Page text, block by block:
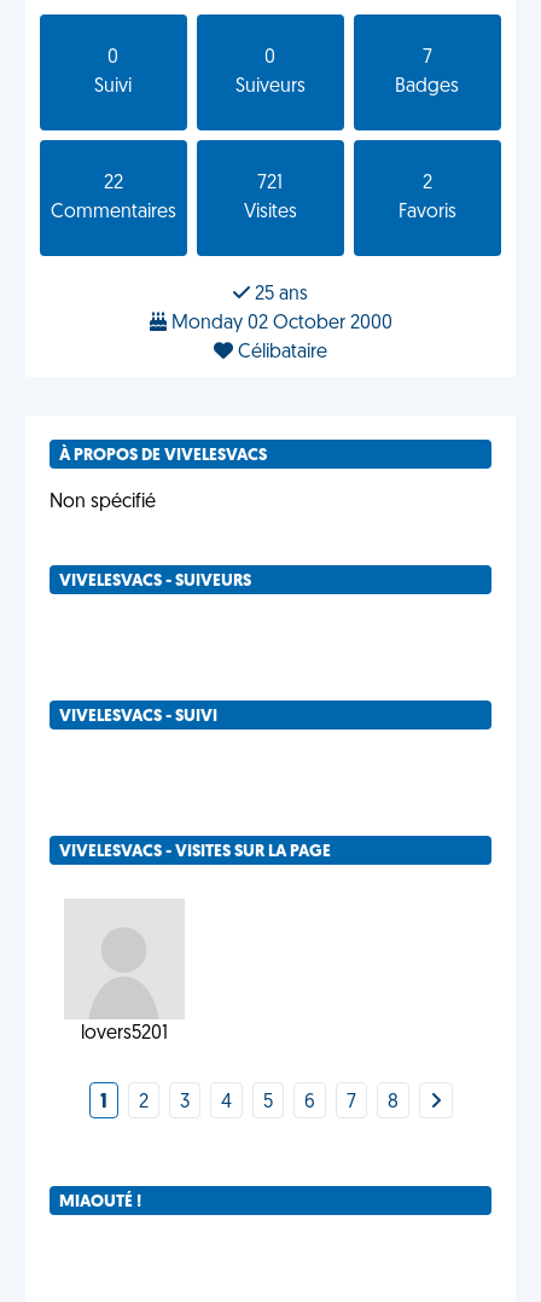
0
Suivi
0
Suiveurs
7
Badges
22
Commentaires
721
Visites
2
Favoris
25 ans
Monday 02 October 2000
Célibataire
À PROPOS DE VIVELESVACS
Non spécifié
VIVELESVACS - SUIVEURS
VIVELESVACS - SUIVI
VIVELESVACS - VISITES SUR LA PAGE
lovers5201
1 2 3 4 5 6 7 8
MIAOUTÉ !